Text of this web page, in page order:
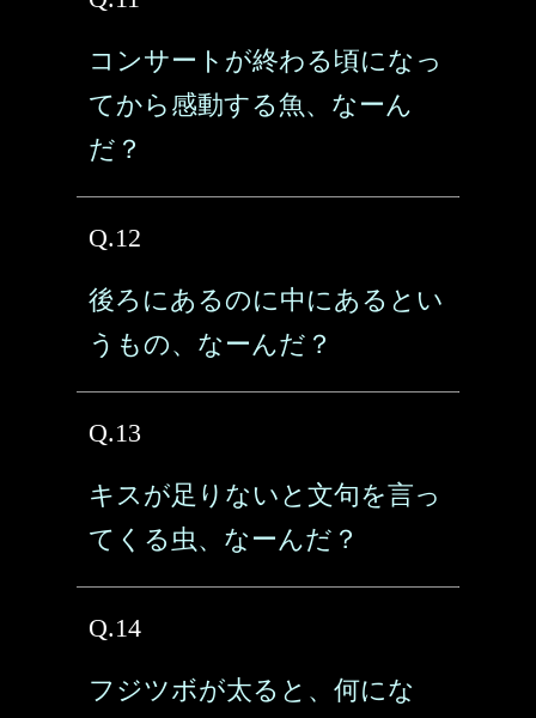
コンサートが終わる頃になっ
てから感動する魚、なーん
だ？
Q.12
後ろにあるのに中にあるとい
うもの、なーんだ？
Q.13
キスが足りないと文句を言っ
てくる虫、なーんだ？
Q.14
フジツボが太ると、何にな